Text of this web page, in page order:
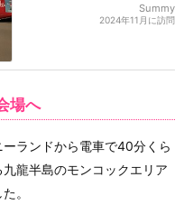
Summy
2024年11月に訪問
場へ
ランドから電車で40分くら
龍半島のモンコックエリア
。